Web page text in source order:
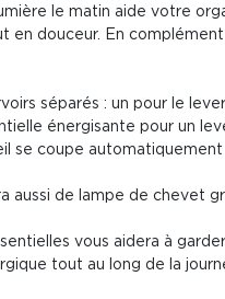
le matin aide votre
douceur. En
séparés : un pour le
énergisante pour un
se coupe
de lampe de chevet
vous aidera à
tout au long de la